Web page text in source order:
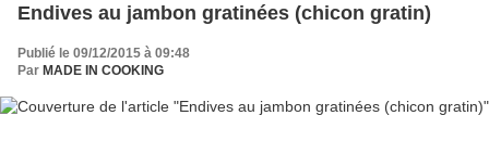
Endives au jambon gratinées (chicon gratin)
Publié le 09/12/2015 à 09:48
Par MADE IN COOKING